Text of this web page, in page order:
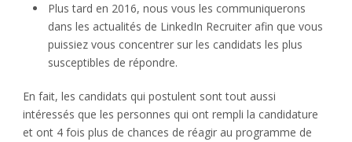
Plus tard en 2016, nous vous les communiquerons
dans les actualités de LinkedIn Recruiter afin que vous
puissiez vous concentrer sur les candidats les plus
susceptibles de répondre.
En fait, les candidats qui postulent sont tout aussi
intéressés que les personnes qui ont rempli la candidature
et ont 4 fois plus de chances de réagir au programme de